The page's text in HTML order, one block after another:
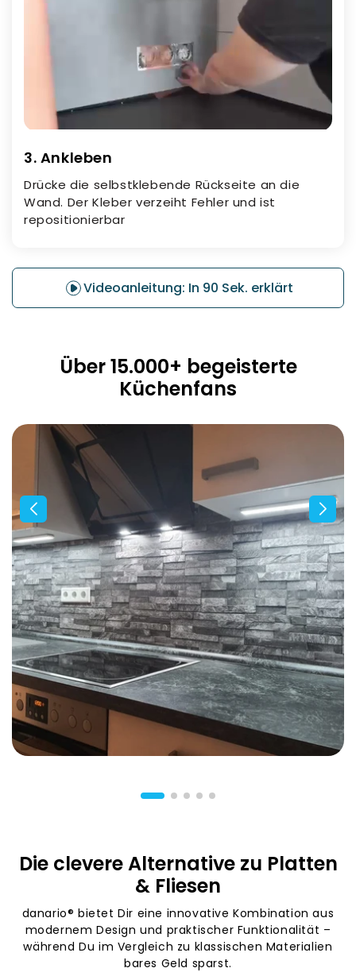
3. Ankleben
Drücke die selbstklebende Rückseite an die
Wand. Der Kleber verzeiht Fehler und ist
repositionierbar
Videoanleitung: In 90 Sek. erklärt
Über 15.000+ begeisterte
Küchenfans
Die clevere Alternative zu Platten
& Fliesen
danario® bietet Dir eine innovative Kombination aus
modernem Design und praktischer Funktionalität –
während Du im Vergleich zu klassischen Materialien
bares Geld sparst.